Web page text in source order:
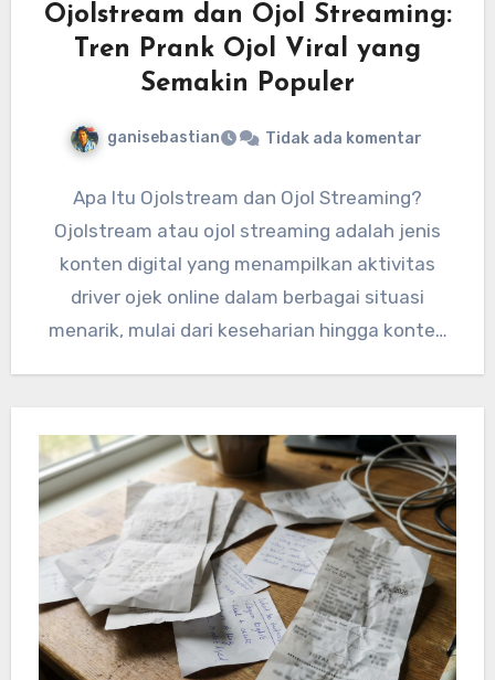
Ojolstream dan Ojol Streaming:
Tren Prank Ojol Viral yang
Semakin Populer
ganisebastian Tidak ada komentar
Apa Itu Ojolstream dan Ojol Streaming?
Ojolstream atau ojol streaming adalah jenis
konten digital yang menampilkan aktivitas
driver ojek online dalam berbagai situasi
menarik, mulai dari keseharian hingga konten